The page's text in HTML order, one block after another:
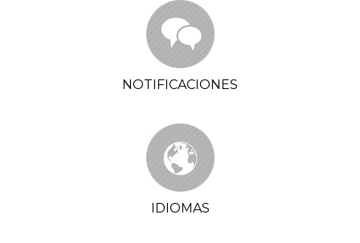
NOTIFICACIONES
IDIOMAS